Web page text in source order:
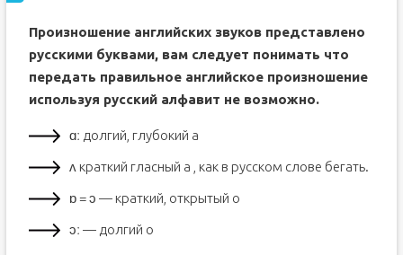
Произношение английских звуков представлено
русскими буквами, вам следует понимать что
передать правильное английское произношение
используя русский алфавит не возможно.
ɑː долгий, глубокий а
ʌ краткий гласный а , как в русском слове бегать.
ɒ = ɔ — краткий, открытый о
ɔː — долгий о